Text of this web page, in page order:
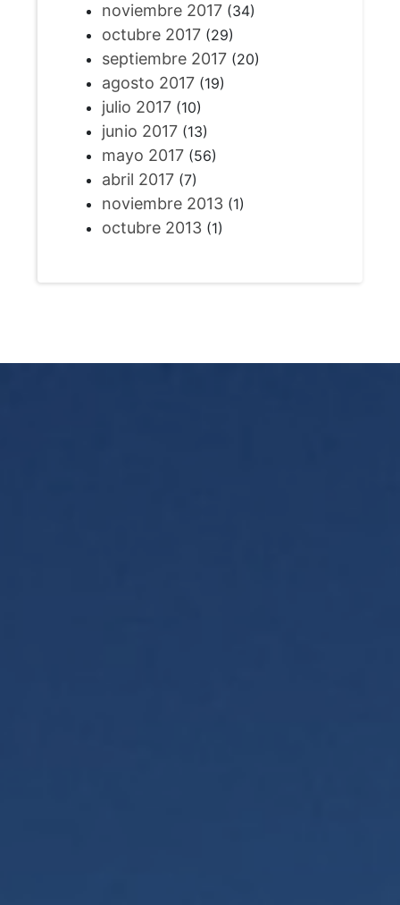
noviembre 2017(34)
octubre 2017(29)
septiembre 2017(20)
agosto 2017(19)
julio 2017(10)
junio 2017(13)
mayo 2017(56)
abril 2017(7)
noviembre 2013(1)
octubre 2013(1)